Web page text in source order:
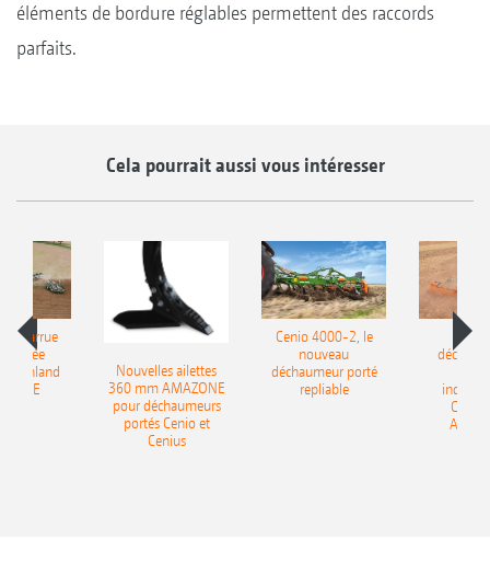
éléments de bordure réglables permettent des raccords
parfaits.
Cela pourrait aussi vous intéresser
charrue
portée
Onland
Nouvelles ailettes
360 mm AMAZONE
pour déchaumeurs
portés Cenio et
Cenius
Cenio 4000-2, le
nouveau
déchaumeur porté
repliable